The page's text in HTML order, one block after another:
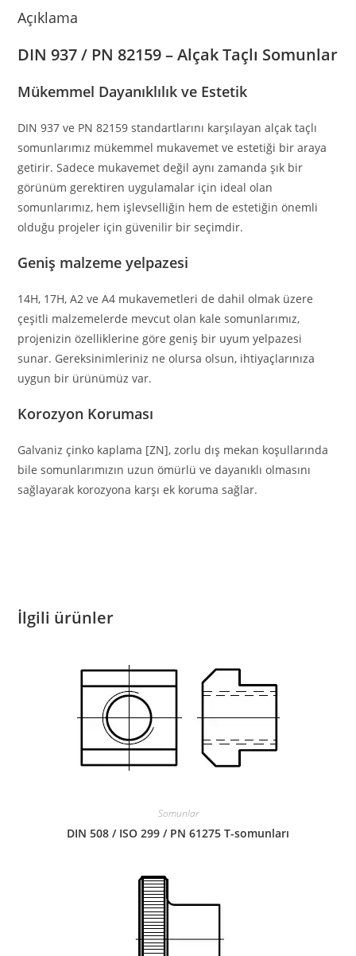
Açıklama
DIN 937 / PN 82159 – Alçak Taçlı Somunlar
Mükemmel Dayanıklılık ve Estetik
DIN 937 ve PN 82159 standartlarını karşılayan alçak taçlı
somunlarımız mükemmel mukavemet ve estetiği bir araya
getirir. Sadece mukavemet değil aynı zamanda şık bir
görünüm gerektiren uygulamalar için ideal olan
somunlarımız, hem işlevselliğin hem de estetiğin önemli
olduğu projeler için güvenilir bir seçimdir.
Geniş malzeme yelpazesi
14H, 17H, A2 ve A4 mukavemetleri de dahil olmak üzere
çeşitli malzemelerde mevcut olan kale somunlarımız,
projenizin özelliklerine göre geniş bir uyum yelpazesi
sunar. Gereksinimleriniz ne olursa olsun, ihtiyaçlarınıza
uygun bir ürünümüz var.
Korozyon Koruması
Galvaniz çinko kaplama [ZN], zorlu dış mekan koşullarında
bile somunlarımızın uzun ömürlü ve dayanıklı olmasını
sağlayarak korozyona karşı ek koruma sağlar.
İlgili ürünler
Somunlar
DIN 508 / ISO 299 / PN 61275 T-somunları